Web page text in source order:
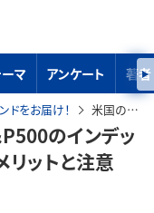
マ アンケート 著者
をお届け！ 米国の高配当株ファンドとS＆P500のインデックスファンドをまるごと比較！メリットと注意点、使い方を徹底解説
のインデッ
リットと注意